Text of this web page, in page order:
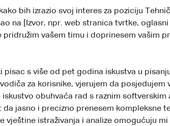
bih izrazio svoj interes za poziciju
na [Izvor, npr. web stranica tvrtke,
pridružim vašem timu i doprinesem vašim
pisac s više od pet godina iskustva u
za korisnike, vjerujem da posjedujem
iskustvo obuhvaća rad s raznim
da jasno i precizno prenesem kompleksne
vještine istraživanja i analize omogućuju